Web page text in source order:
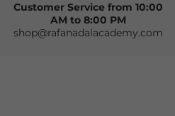
Customer Service from 10:00
AM to 8:00 PM
shop@rafanadalacademy.com